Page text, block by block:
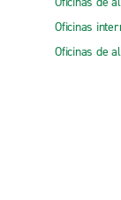
Oficinas
Oficinas de